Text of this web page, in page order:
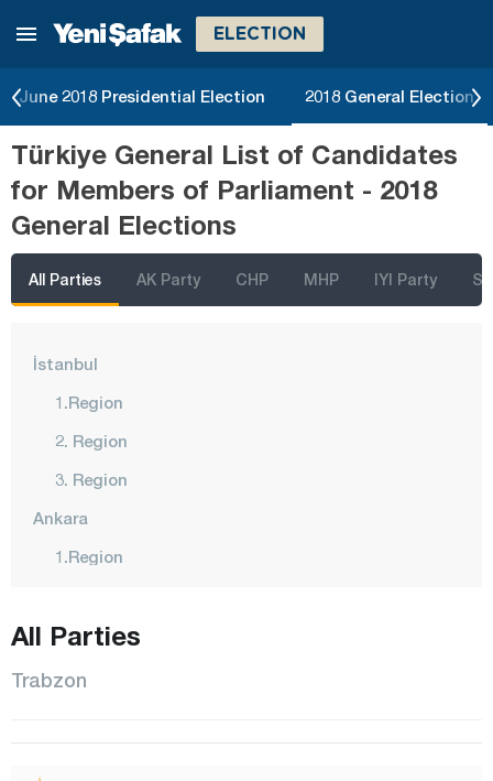
ELECTION
June 2018 Presidential Election 2018 General Election
Türkiye General List of Candidates
for Members of Parliament - 2018
General Elections
All Parties AK Party CHP MHP IYI Party SP
İstanbul
1.Region
2. Region
3. Region
Ankara
1.Region
3. Region
Izmir
2. Region
All Parties
Trabzon